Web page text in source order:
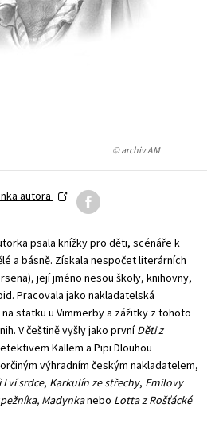
literatura Zdraví a životní styl
© archiv AM
autora
psala knížky pro děti, scénáře k
a básně. Získala nespočet literárních
její jméno nesou školy, knihovny,
Pracovala jako nakladatelská
statku u Vimmerby a zážitky z tohoto
V češtině vyšly jako prvníDěti z
Kallem a Pipi Dlouhou
výhradním českým nakladatelem,
srdce, Karkulín ze střechy, Emilovy
Madynkanebo Lotta z Rošťácké